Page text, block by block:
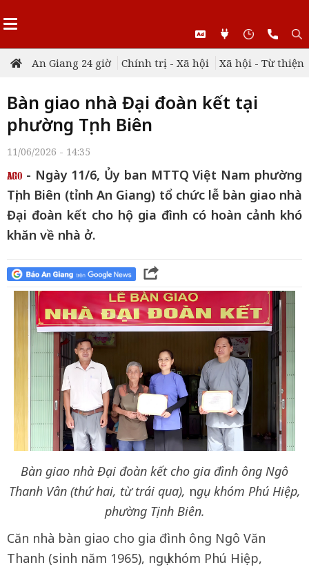
An Giang 24 giờ Chính trị - Xã hội Xã hội - Từ thiện
Bàn giao nhà Đại đoàn kết tại
phường Tịnh Biên
11/06/2026 - 14:35
- Ngày 11/6, Ủy ban MTTQ Việt Nam phường
Tịnh Biên (tỉnh An Giang) tổ chức lễ bàn giao nhà
Đại đoàn kết cho hộ gia đình có hoàn cảnh khó
khăn về nhà ở.
Bàn giao nhà Đại đoàn kết cho gia đình ông Ngô
Thanh Vân (thứ hai, từ trái qua), ngụ khóm Phú Hiệp,
phường Tịnh Biên.
Căn nhà bàn giao cho gia đình ông Ngô Văn
Thanh (sinh năm 1965), ngụ khóm Phú Hiệp,